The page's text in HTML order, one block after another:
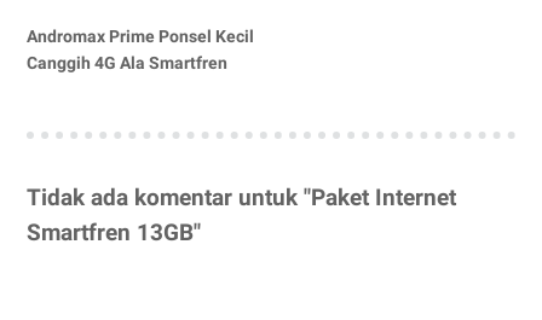
Andromax Prime Ponsel Kecil
Canggih 4G Ala Smartfren
Tidak ada komentar untuk "Paket Internet
Smartfren 13GB"